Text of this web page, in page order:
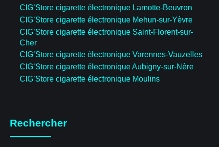
CIG’Store cigarette électronique Lamotte-Beuvron
CIG’Store cigarette électronique Mehun-sur-Yèvre
CIG’Store cigarette électronique Saint-Florent-sur-
Cher
CIG’Store cigarette électronique Varennes-Vauzelles
CIG’Store cigarette électronique Aubigny-sur-Nère
CIG’Store cigarette électronique Moulins
Rechercher